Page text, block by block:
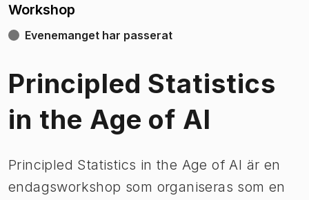
Workshop
Evenemanget har passerat
Principled Statistics
in the Age of AI
Principled Statistics in the Age of AI är en
endagsworkshop som organiseras som en